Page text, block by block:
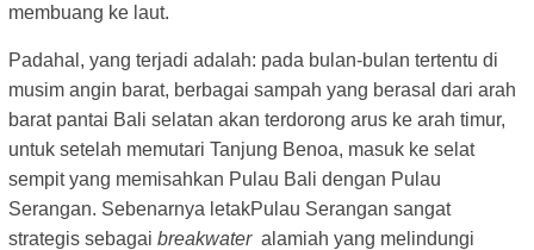
membuang ke laut.
Padahal, yang terjadi adalah: pada bulan-bulan tertentu di
musim angin barat, berbagai sampah yang berasal dari arah
barat pantai Bali selatan akan terdorong arus ke arah timur,
untuk setelah memutari Tanjung Benoa, masuk ke selat
sempit yang memisahkan Pulau Bali dengan Pulau
Serangan. Sebenarnya letakPulau Serangan sangat
strategis sebagai breakwateralamiah yang melindungi